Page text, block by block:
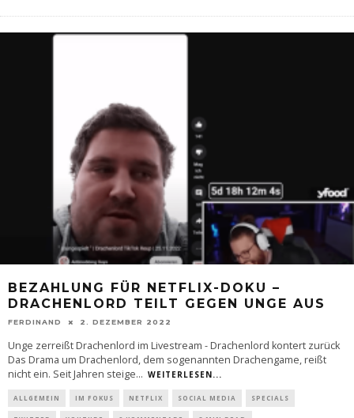
BEZAHLUNG FÜR NETFLIX-DOKU –
DRACHENLORD TEILT GEGEN UNGE AUS
FERDINAND 2. DEZEMBER 2022
Unge zerreißt Drachenlord im Livestream - Drachenlord kontert zurück
Das Drama um Drachenlord, dem sogenannten Drachengame, reißt
nicht ein. Seit Jahren steige... WEITERLESEN...
ALLGEMEIN IM FOKUS NETFLIX SOCIAL MEDIA SPECIALS